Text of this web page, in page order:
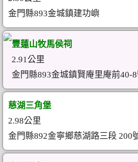
金門縣893金城鎮建功嶼
豐蓮山牧馬侯祠
2.91公里
金門縣893金城鎮賢庵里庵前40-
慈湖三角堡
2.98公里
金門縣892金寧鄉慈湖路三段 200